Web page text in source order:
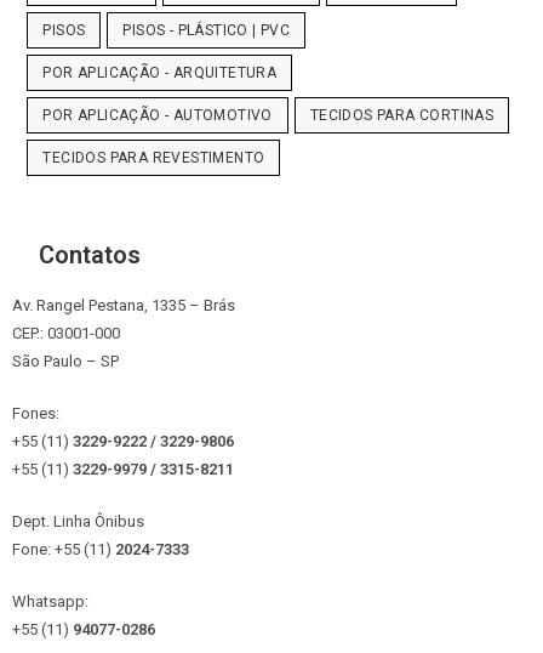
PISOS PISOS - PLÁSTICO | PVC
POR APLICAÇÃO - ARQUITETURA
POR APLICAÇÃO - AUTOMOTIVO TECIDOS PARA CORTINAS
TECIDOS PARA REVESTIMENTO
Contatos
Av. Rangel Pestana, 1335 – Brás
CEP.: 03001-000
São Paulo – SP
Fones:
+55 (11) 3229-9222 / 3229-9806
+55 (11) 3229-9979 / 3315-8211
Dept. Linha Ônibus
Fone: +55 (11) 2024-7333
Whatsapp:
+55 (11) 94077-0286